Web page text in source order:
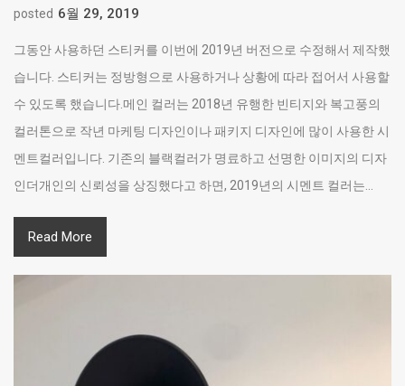
posted 6월 29, 2019
그동안 사용하던 스티커를 이번에 2019년 버전으로 수정해서 제작했
습니다. 스티커는 정방형으로 사용하거나 상황에 따라 접어서 사용할
수 있도록 했습니다.메인 컬러는 2018년 유행한 빈티지와 복고풍의
컬러톤으로 작년 마케팅 디자인이나 패키지 디자인에 많이 사용한 시
멘트컬러입니다. 기존의 블랙컬러가 명료하고 선명한 이미지의 디자
인더개인의 신뢰성을 상징했다고 하면, 2019년의 시멘트 컬러는...
Read More